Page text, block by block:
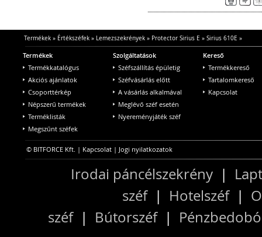
Termékek» Értékszéfek» Lemezszekrények» Protector Sirius E » Sirius 610E »
Termékek
Termékkatalógus
Akciós ajánlatok
Csoporttérkép
Népszerű termékek
Terméklisták
Megszűnt széfek
Szolgáltatások
Széfszállítás épületig
Széfvásárlás előtt
A vásárlás alkalmával
Meglévő széf esetén
Nyereményjáték széf
Kereső
Termékkereső
Tartalomkereső
Kapcsolat
© BITFORCE Kft. | Kapcsolat | Jogi nyilatkozatok
Irodai páncélszekrény |
széf| Hotelszéf|
széf| Bútorszéf|